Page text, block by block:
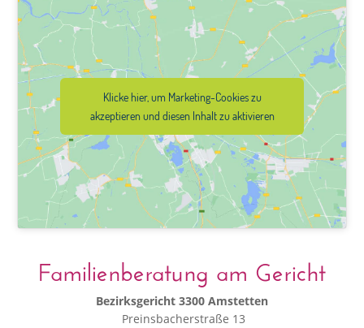
Klicke hier, um Marketing-Cookies zu
akzeptieren und diesen Inhalt zu aktivieren
Familienberatung am Gericht
Bezirksgericht 3300 Amstetten
Preinsbacherstraße 13